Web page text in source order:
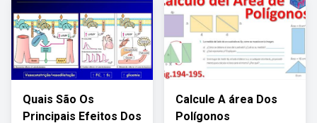
Quais São Os
Principais Efeitos Dos
Calcule A área Dos
Polígonos